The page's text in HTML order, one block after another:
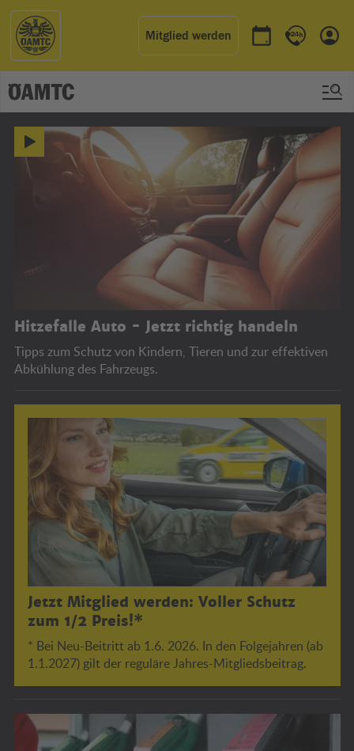
Mitglied werden
Termin buchen
Kontakt &
ÖAMTC
Hitzefalle Auto - Jetzt richtig handeln
Tipps zum Schutz von Kindern, Tieren und zur effektiven
Abkühlung des Fahrzeugs.
Jetzt Mitglied werden: Voller Schutz
zum 1/2 Preis!*
* Bei Neu-Beitritt ab 1.6. 2026. In den Folgejahren (ab
1.1.2027) gilt der reguläre Jahres-Mitgliedsbeitrag.